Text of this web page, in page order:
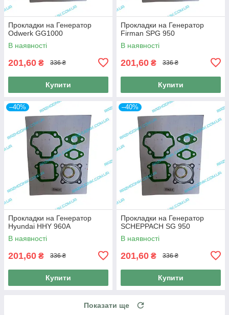
Прокладки на Генератор
Odwerk GG1000
В наявності
201,60 ₴ 336 ₴
Купити
Прокладки на Генератор
Firman SPG 950
В наявності
201,60 ₴ 336 ₴
Купити
–40%
Прокладки на Генератор
Hyundai HHY 960A
В наявності
201,60 ₴ 336 ₴
Купити
–40%
Прокладки на Генератор
SCHEPPACH SG 950
В наявності
201,60 ₴ 336 ₴
Купити
Показати ще